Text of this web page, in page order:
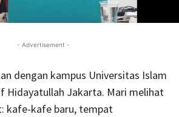
- Advertisement -
dengan kampus Universitas Islam
Hidayatullah Jakarta. Mari melihat
kafe-kafe baru, tempat